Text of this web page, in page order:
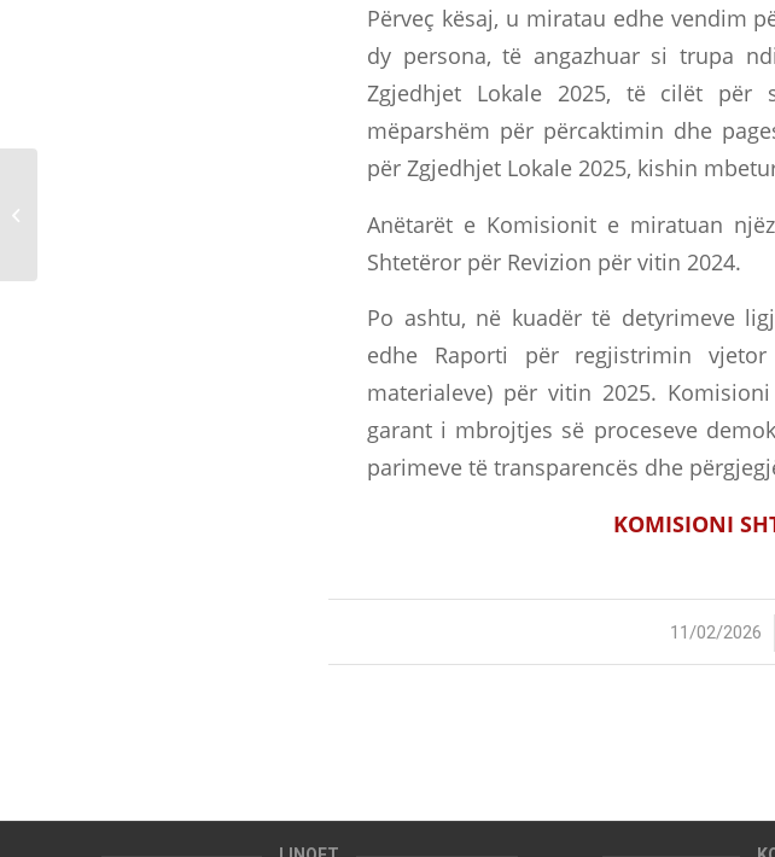
Përveç kësaj, u miratau edhe vendim
dy persona, të angazhuar si trupa
Zgjedhjet Lokale 2025, të cilët
mëparshëm për përcaktimin dhe
për Zgjedhjet Lokale 2025, kishin
Anëtarët e Komisionit e miratuan
Shtetëror për Revizion për vitin 2024.
Po ashtu, në kuadër të detyrimeve
edhe Raporti për regjistrimin
materialeve) për vitin 2025.
garant i mbrojtjes së proceseve
parimeve të transparencës dhe
KOMISIONI
11/02/2026
/